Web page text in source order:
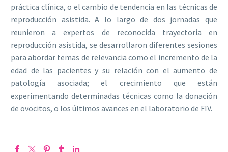
práctica clínica, o el cambio de tendencia en las técnicas de
reproducción asistida. A lo largo de dos jornadas que
reunieron a expertos de reconocida trayectoria en
reproducción asistida, se desarrollaron diferentes sesiones
para abordar temas de relevancia como el incremento de la
edad de las pacientes y su relación con el aumento de
patología asociada; el crecimiento que están
experimentando determinadas técnicas como la donación
de ovocitos, o los últimos avances en el laboratorio de FIV.